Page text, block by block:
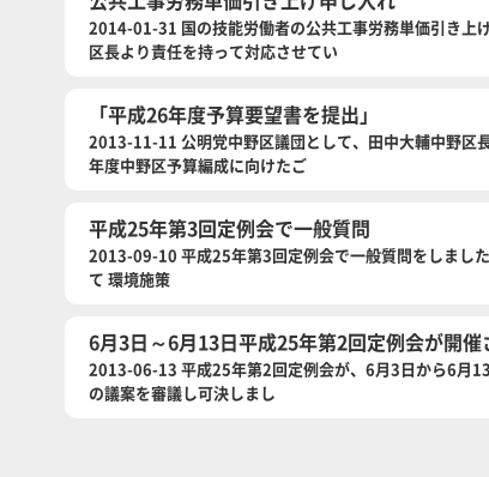
2014-01-31 国の技能労働者の公共工事労務単価引き上
区長より責任を持って対応させてい
「平成26年度予算要望書を提出」
2013-11-11 公明党中野区議団として、田中大輔中野区
年度中野区予算編成に向けたご
平成25年第3回定例会で一般質問
2013-09-10 平成25年第3回定例会で一般質問をしまし
て 環境施策
6月3日～6月13日平成25年第2回定例会が開催
2013-06-13 平成25年第2回定例会が、6月3日から6月
の議案を審議し可決しまし